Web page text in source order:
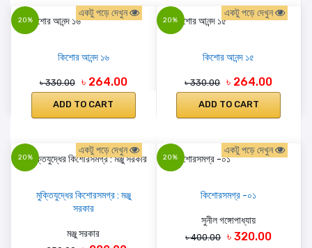
20%
একটু পড়ে দেখুন
কিশোর আনন্দ ১৬
৳ 330.00 ৳ 264.00
ADD TO CART
20%
একটু পড়ে দেখুন
কিশোর আনন্দ ১৫
৳ 330.00 ৳ 264.00
ADD TO CART
20%
একটু পড়ে দেখুন
মুক্তিযুদ্ধের কিশোরসমগ্র : মঞ্জু
সরকার
মঞ্জু সরকার
20%
একটু পড়ে দেখুন
কিশোরসমগ্র -০১
সুনীল গঙ্গোপাধ্যায়
৳ 400.00 ৳ 320.00